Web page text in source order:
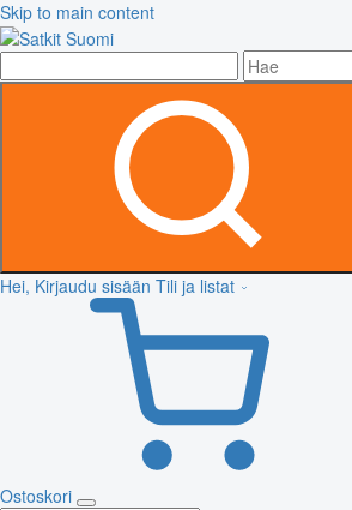
Skip to main content
Hei, Kirjaudu sisään Tili ja listat
Ostoskori